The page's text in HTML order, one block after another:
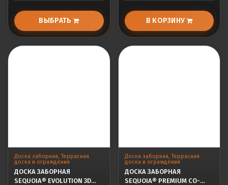
ВЫБРАТЬ В КОРЗИНУ
Доска заборная ,Террасная
доска и ограждения
ДОСКА ЗАБОРНАЯ
SEQUOIA® EVOLUTION 3D
Доска заборная ,Террасная
доска и ограждения
ДОСКА ЗАБОРНАЯ
SEQUOIA® PREMIUM CO-